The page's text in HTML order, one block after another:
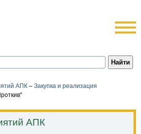
АПК – Закупка и реализация
АПК